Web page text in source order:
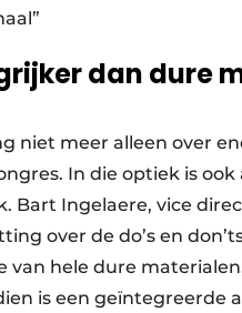
dan dure
niet meer alleen over
In die optiek is
Bart Ingelaere, vice
over de do’s en
van hele dure
is een geïntegreerde